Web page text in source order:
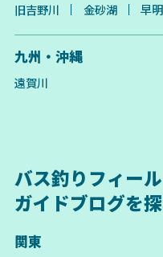
旧吉野川 金砂湖 早
九州・沖縄
遠賀川
バス釣りフィー
ガイドブログを
関東